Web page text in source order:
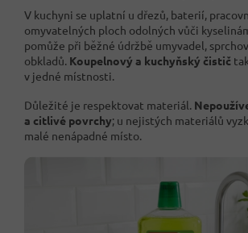
V kuchyni se uplatní u dřezů, baterií,
omyvatelných ploch odolných vůči
pomůže při běžné údržbě umyvadel,
obkladů. Koupelnový a kuchyňský čistič
v jedné místnosti.
Důležité je respektovat materiál.
a citlivé povrchy; u nejistých materiálů
malé nenápadné místo.